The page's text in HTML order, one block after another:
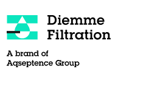
to
content
mobile
mobile